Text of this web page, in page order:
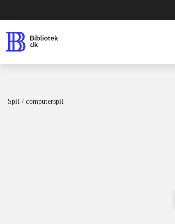
Spil / computerspil